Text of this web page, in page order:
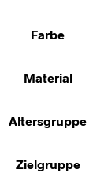
Farbe
Material
Altersgruppe
Zielgruppe